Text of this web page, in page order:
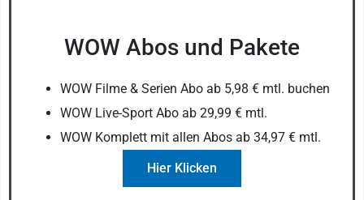
WOW Abos und Pakete
WOW Filme & Serien Abo ab 5,98 € mtl. buchen
WOW Live-Sport Abo ab 29,99 € mtl.
WOW Komplett mit allen Abos ab 34,97 € mtl.
Hier Klicken